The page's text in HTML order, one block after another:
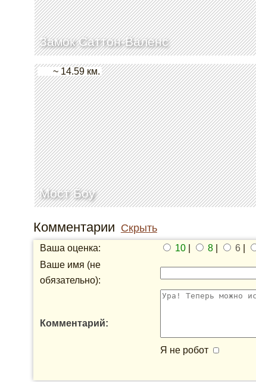
Замок Саттон-Валенс
Мост Боу
~ 14.59 км.
Комментарии Скрыть
Ваша оценка: 10| 8| 6|
Ваше имя (не
обязательно):
Комментарий:
Я не робот